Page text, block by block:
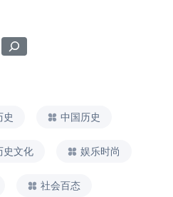
史 中国历史
史文化 娱乐时尚
社会百态